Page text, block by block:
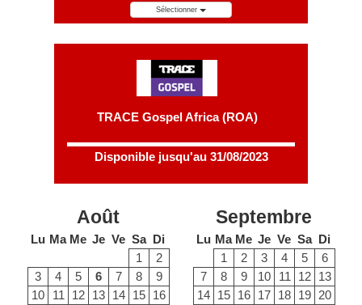
Sélectionner
TRACE Gospel Africa (ROA)
Disponible jusqu'au 31/08/2023
Août
Lu Ma Me Je Ve Sa Di
1
2
3
4 5 6 7 8
9
10
11 12 13 14 15 16
Septembre
Lu Ma Me Je Ve Sa Di
1
2 3 4 5
6
7
8 9 10 11 12 13
14 15 16 17 18 19 20